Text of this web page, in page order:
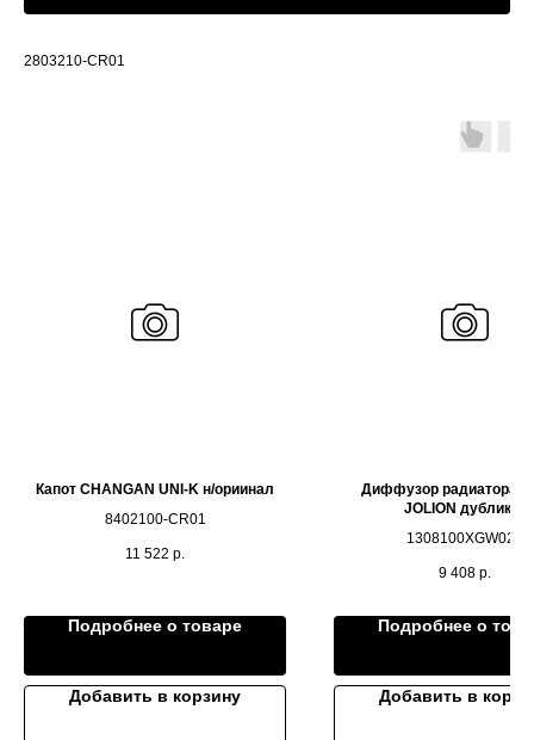
2803210-CR01
Капот CHANGAN UNI-K н/ориинал
8402100-CR01
11 522 р.
Подробнее о товаре
Добавить в корзину
Диффузор радиатора
JOLION дубликат
1308100XGW02A
9 408 р.
Подробнее о
Добавить в